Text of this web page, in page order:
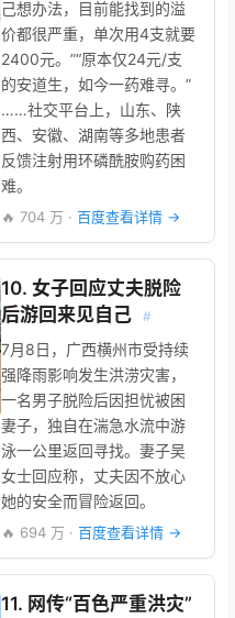
己想办法，目前能找到的溢
价都很严重，单次用4支就要
2400元。”“原本仅24元/支
的安道生，如今一药难寻。”
……社交平台上，山东、陕
西、安徽、湖南等多地患者
反馈注射用环磷酰胺购药困
难。
🔥 704 万 · 百度查看详情 →
10. 女子回应丈夫脱险
后游回来见自己
#
7月8日，广西横州市受持续
强降雨影响发生洪涝灾害，
一名男子脱险后因担忧被困
妻子，独自在湍急水流中游
泳一公里返回寻找。妻子吴
女士回应称，丈夫因不放心
她的安全而冒险返回。
🔥 694 万 · 百度查看详情 →
11. 网传“百色严重洪灾”